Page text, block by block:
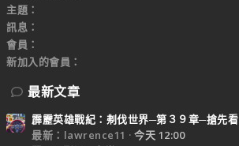
主題
訊息
會員
新加入的會員
最新文章
霹靂英雄戰紀：刜伐世界─第３９章─搶先看
最新：lawrence11
今天 12:00